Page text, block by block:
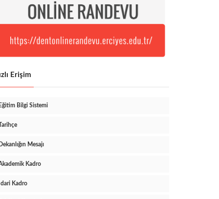
Erişim
Bilgi Sistemi
Mesajı
Kadro
Kadro